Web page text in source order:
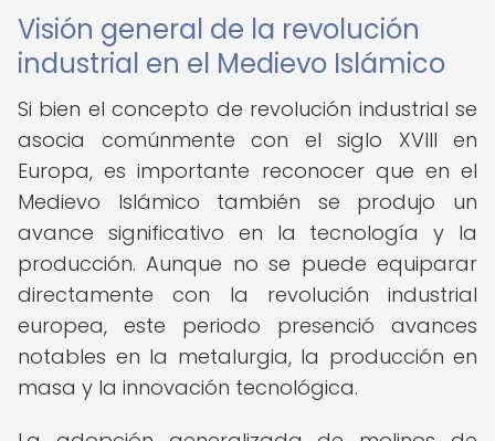
Visión general de la revolución
industrial en el Medievo Islámico
Si bien el concepto de revolución industrial se
asocia comúnmente con el siglo XVIII en
Europa, es importante reconocer que en el
Medievo Islámico también se produjo un
avance significativo en la tecnología y la
producción. Aunque no se puede equiparar
directamente con la revolución industrial
europea, este periodo presenció avances
notables en la metalurgia, la producción en
masa y la innovación tecnológica.